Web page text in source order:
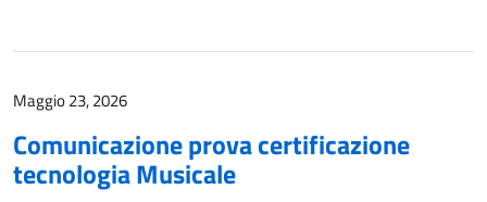
Maggio 23, 2026
Comunicazione prova certificazione
tecnologia Musicale